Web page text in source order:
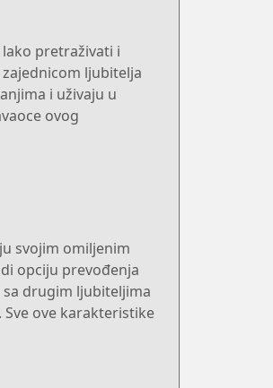
pretraživati i
ljubitelja
i uživaju u
ovog
svojim omiljenim
opciju prevođenja
sa drugim ljubiteljima
ove karakteristike